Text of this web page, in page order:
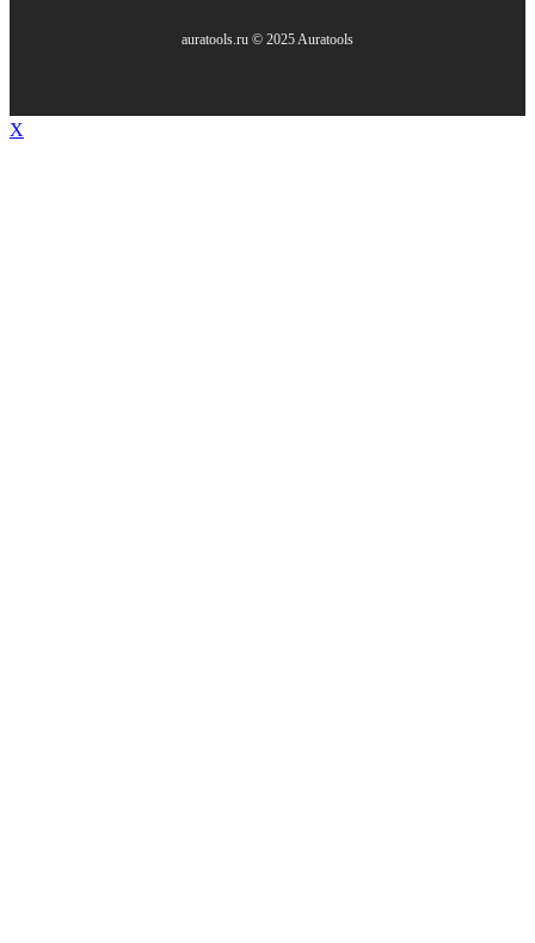
auratools.ru © 2025 Auratools
X